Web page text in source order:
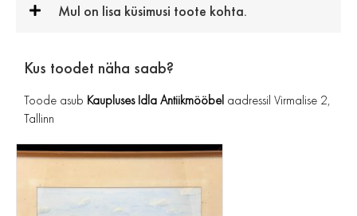
Mul on lisa küsimusi toote kohta.
Kus toodet näha saab?
Toode asub Kaupluses Idla Antiikmööbel aadressil Virmalise 2,
Tallinn